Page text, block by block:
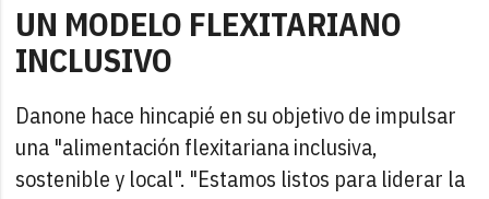
UN MODELO FLEXITARIANO
INCLUSIVO
Danone hace hincapié en su objetivo de impulsar
una "alimentación flexitariana inclusiva,
sostenible y local". "Estamos listos para liderar la